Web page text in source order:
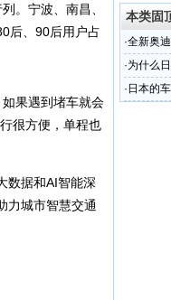
。宁波、南昌、
后、90后用户占
果遇到堵车就会
很方便，单程也
数据和AI智能深
力城市智慧交通
比
本类固
·全新奥
·为什么
· 日本的